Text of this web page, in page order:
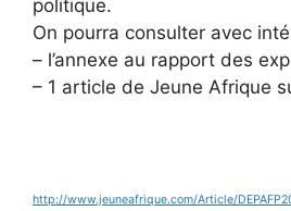
politique.
On pourra consulter avec
– l’annexe au rapport des
– 1 article de Jeune Afrique
http://www.jeuneafrique.com/Article/